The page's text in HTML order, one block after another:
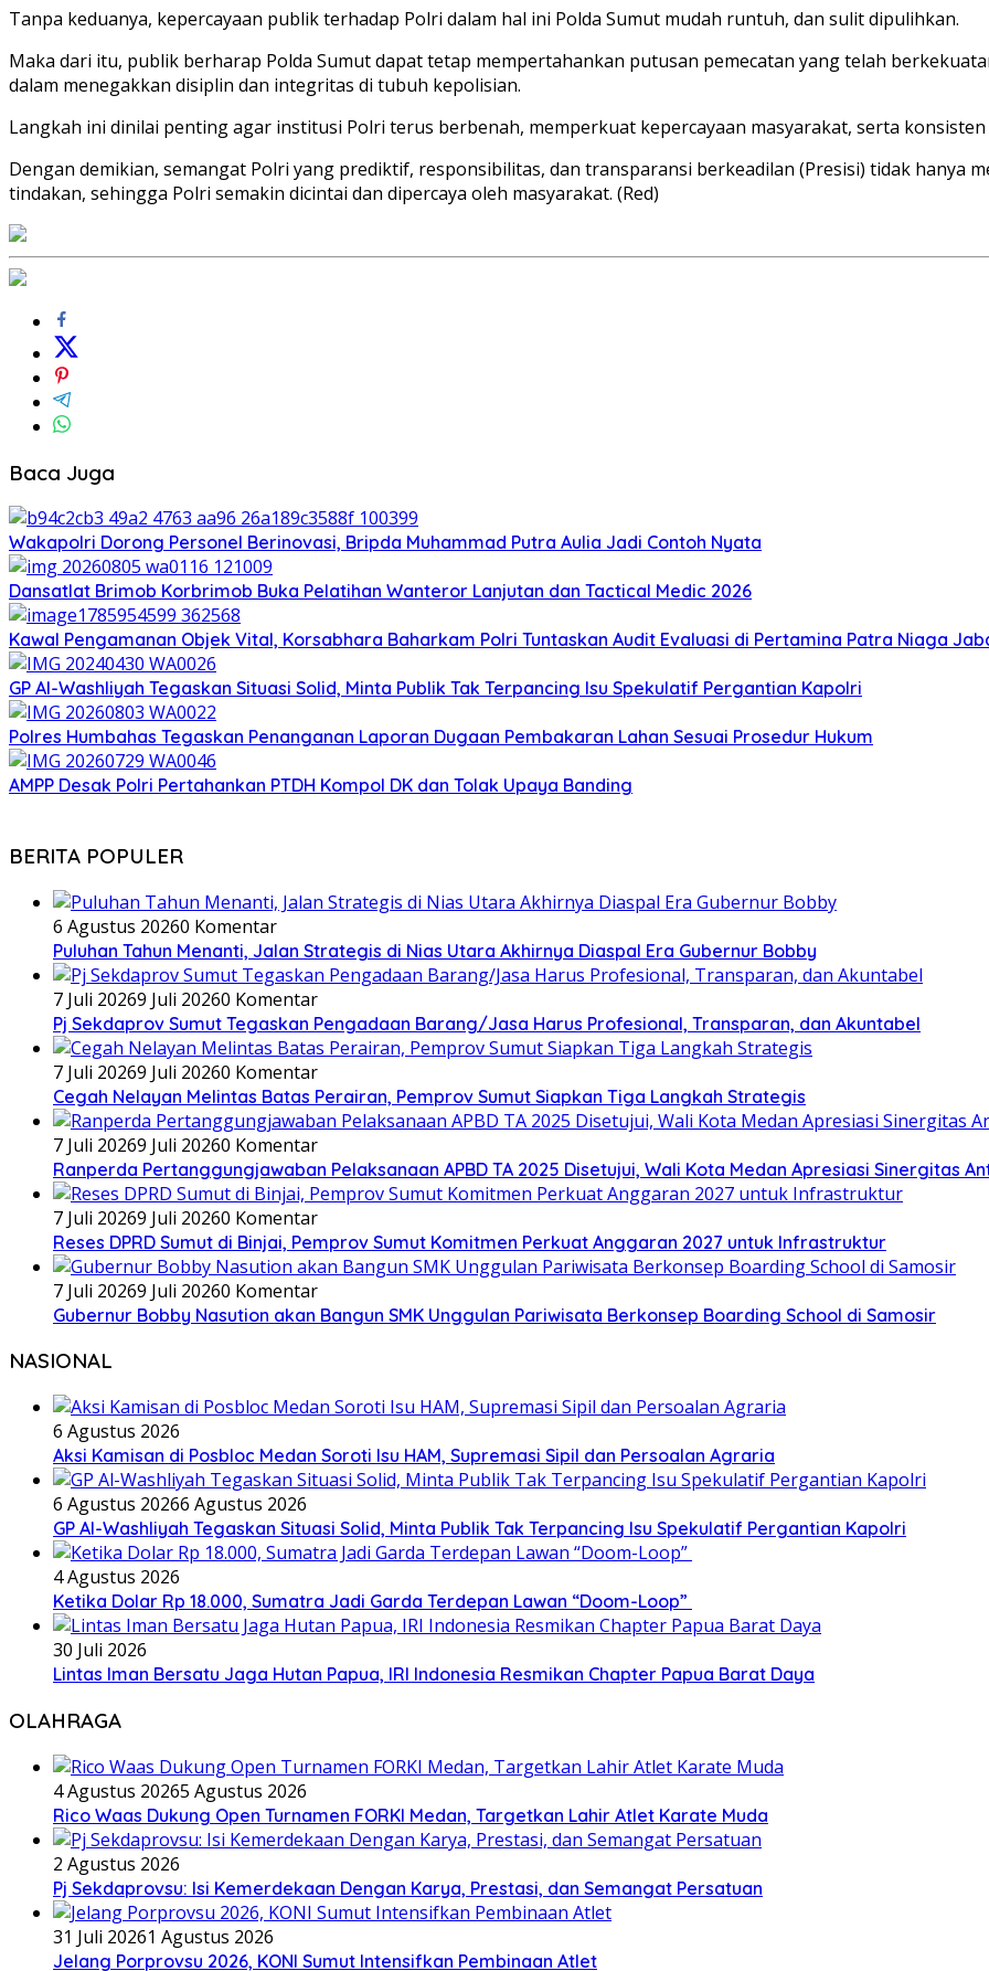
Tanpa keduanya, kepercayaan publik terhadap Polri dalam hal ini Polda Sumut mudah runtuh, dan sulit dipulihkan.
Maka dari itu, publik berharap Polda Sumut dapat tetap mempertahankan putusan pemecatan yang telah
dalam menegakkan disiplin dan integritas di tubuh kepolisian.
Langkah ini dinilai penting agar institusi Polri terus berbenah, memperkuat kepercayaan masyarakat, serta
Dengan demikian, semangat Polri yang prediktif, responsibilitas, dan transparansi berkeadilan (Presisi) tidak hanya
tindakan, sehingga Polri semakin dicintai dan dipercaya oleh masyarakat. (Red)
Baca Juga
Wakapolri Dorong Personel Berinovasi, Bripda Muhammad Putra Aulia Jadi Contoh Nyata
Dansatlat Brimob Korbrimob Buka Pelatihan Wanteror Lanjutan dan Tactical Medic 2026
Kawal Pengamanan Objek Vital, Korsabhara Baharkam Polri Tuntaskan Audit Evaluasi di Pertamina Patra Niaga
GP Al-Washliyah Tegaskan Situasi Solid, Minta Publik Tak Terpancing Isu Spekulatif Pergantian Kapolri
Polres Humbahas Tegaskan Penanganan Laporan Dugaan Pembakaran Lahan Sesuai Prosedur Hukum
AMPP Desak Polri Pertahankan PTDH Kompol DK dan Tolak Upaya Banding
BERITA POPULER
6 Agustus 20260 Komentar
Puluhan Tahun Menanti, Jalan Strategis di Nias Utara Akhirnya Diaspal Era Gubernur Bobby
7 Juli 20269 Juli 20260 Komentar
Pj Sekdaprov Sumut Tegaskan Pengadaan Barang/Jasa Harus Profesional, Transparan, dan Akuntabel
7 Juli 20269 Juli 20260 Komentar
Cegah Nelayan Melintas Batas Perairan, Pemprov Sumut Siapkan Tiga Langkah Strategis
7 Juli 20269 Juli 20260 Komentar
Ranperda Pertanggungjawaban Pelaksanaan APBD TA 2025 Disetujui, Wali Kota Medan Apresiasi Sinergitas
7 Juli 20269 Juli 20260 Komentar
Reses DPRD Sumut di Binjai, Pemprov Sumut Komitmen Perkuat Anggaran 2027 untuk Infrastruktur
7 Juli 20269 Juli 20260 Komentar
Gubernur Bobby Nasution akan Bangun SMK Unggulan Pariwisata Berkonsep Boarding School di Samosir
NASIONAL
6 Agustus 2026
Aksi Kamisan di Posbloc Medan Soroti Isu HAM, Supremasi Sipil dan Persoalan Agraria
6 Agustus 20266 Agustus 2026
GP Al-Washliyah Tegaskan Situasi Solid, Minta Publik Tak Terpancing Isu Spekulatif Pergantian Kapolri
4 Agustus 2026
Ketika Dolar Rp 18.000, Sumatra Jadi Garda Terdepan Lawan “Doom-Loop”
30 Juli 2026
Lintas Iman Bersatu Jaga Hutan Papua, IRI Indonesia Resmikan Chapter Papua Barat Daya
OLAHRAGA
4 Agustus 20265 Agustus 2026
Rico Waas Dukung Open Turnamen FORKI Medan, Targetkan Lahir Atlet Karate Muda
2 Agustus 2026
Pj Sekdaprovsu: Isi Kemerdekaan Dengan Karya, Prestasi, dan Semangat Persatuan
31 Juli 20261 Agustus 2026
Jelang Porprovsu 2026, KONI Sumut Intensifkan Pembinaan Atlet